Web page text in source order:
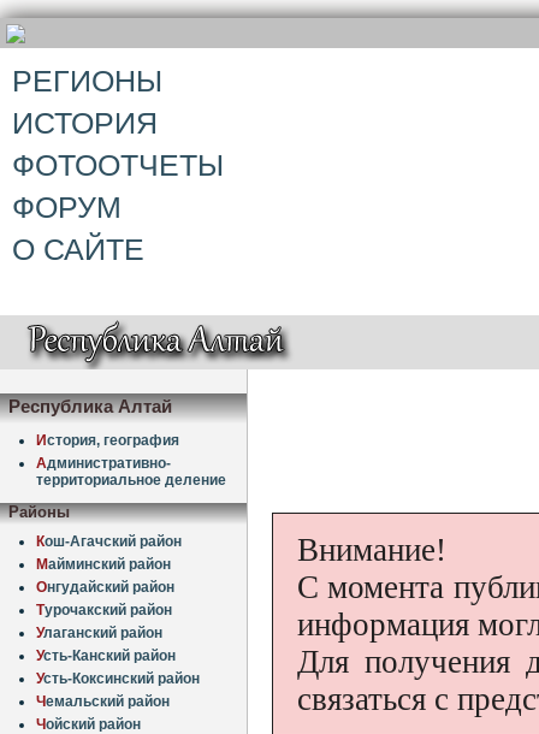
РЕГИОНЫ
ИСТОРИЯ
ФОТООТЧЕТЫ
ФОРУМ
О САЙТЕ
Республика Алтай
История, география
Административно-
территориальное деление
Районы
Кош-Агачский район
Майминский район
Онгудайский район
Турочакский район
Улаганский район
Усть-Канский район
Усть-Коксинский район
Чемальский район
Чойский район
Внимание!
С момента
информация
Для получения
связаться с